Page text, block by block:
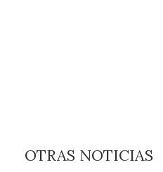
OTRAS NOTICIAS